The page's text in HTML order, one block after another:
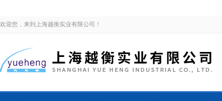
欢迎您，来到上海越衡实业有限公司！